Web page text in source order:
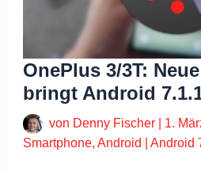
OnePlus 3/3T:
bringt Android
von Denny Fischer 1.
Smartphone,Android |Android